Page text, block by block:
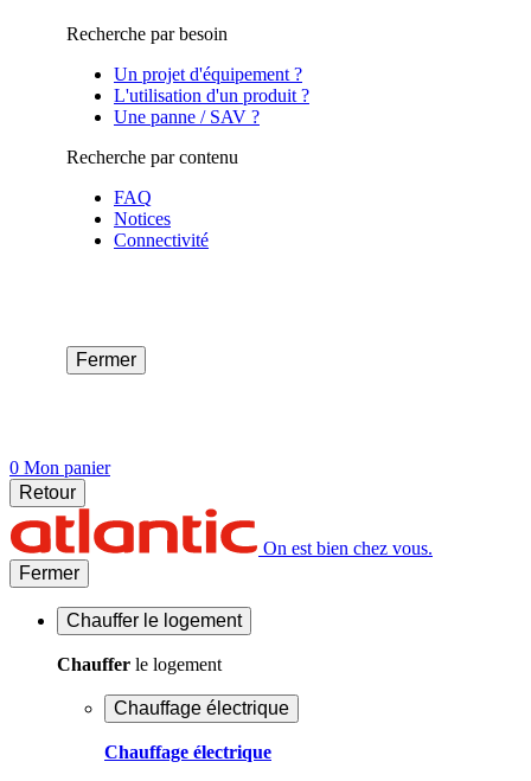
Recherche par besoin
Un projet d'équipement ?
L'utilisation d'un produit ?
Une panne / SAV ?
Recherche par contenu
FAQ
Notices
Connectivité
Fermer
0 Mon panier
Retour
On est bien chez vous.
Fermer
Chauffer le logement
Chauffer le logement
Chauffage électrique
Chauffage électrique